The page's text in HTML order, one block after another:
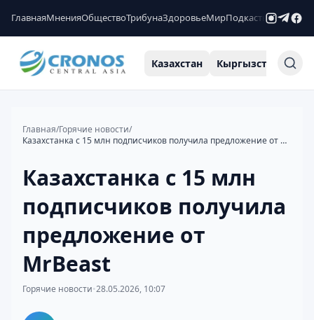
ГлавнаяМненияОбществоТрибунаЗдоровьеМирПодкастыРейтинги
Казахстан Кыргызстан
Главная/Горячие новости/
Казахстанка с 15 млн подписчиков получила предложение от MrBeast
Казахстанка с 15 млн
подписчиков получила
предложение от
MrBeast
Горячие новости•28.05.2026, 10:07